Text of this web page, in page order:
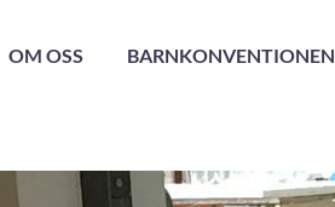
OM OSS BARNKONVENTIONEN